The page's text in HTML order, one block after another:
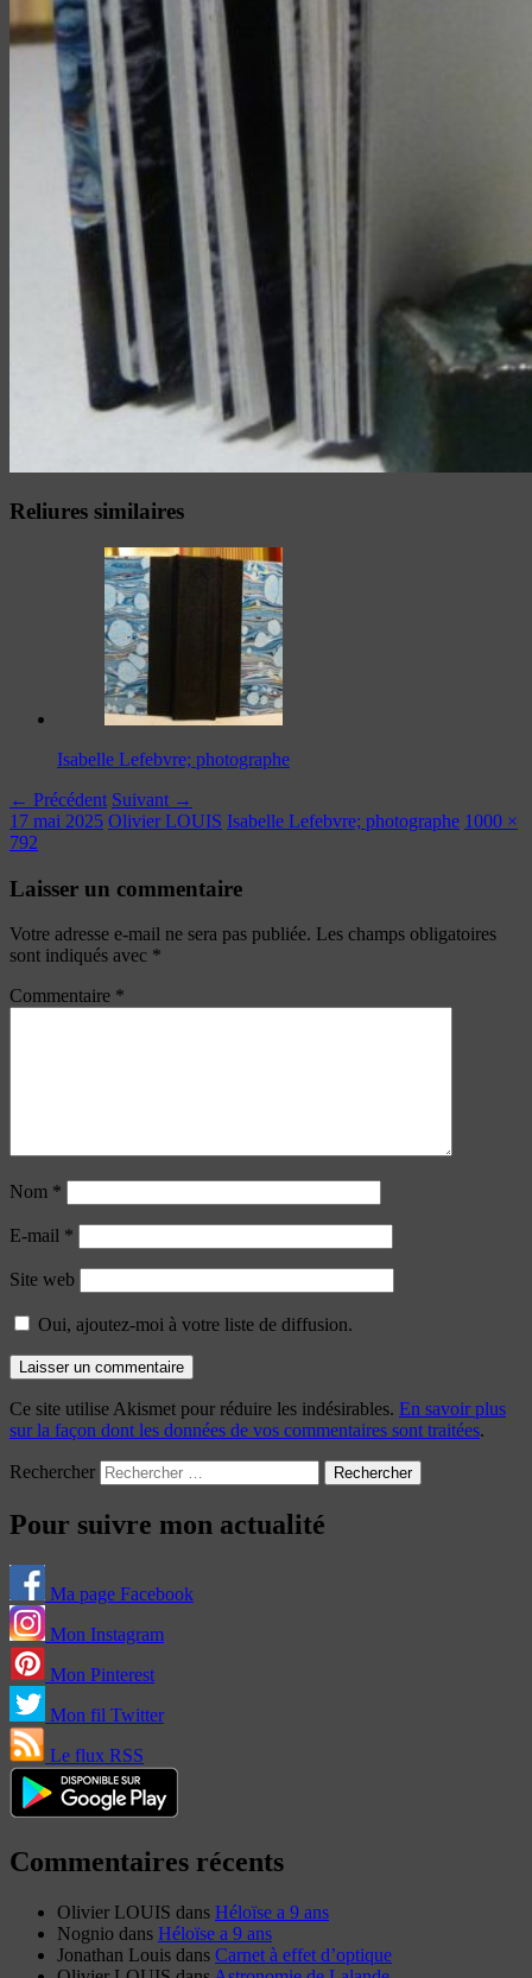
Reliures similaires
Isabelle Lefebvre; photographe
← Précédent Suivant →
17 mai 2025 Olivier LOUIS Isabelle Lefebvre; photographe 1000 ×
792
Laisser un commentaire
Votre adresse e-mail ne sera pas publiée. Les champs obligatoires
sont indiqués avec *
Commentaire *
Nom *
E-mail *
Site web
Oui, ajoutez-moi à votre liste de diffusion.
Ce site utilise Akismet pour réduire les indésirables. En savoir plus
sur la façon dont les données de vos commentaires sont traitées.
Rechercher
Pour suivre mon actualité
Ma page Facebook
Mon Instagram
Mon Pinterest
Mon fil Twitter
Le flux RSS
Commentaires récents
Olivier LOUIS dans Héloïse a 9 ans
Nognio dans Héloïse a 9 ans
Jonathan Louis dans Carnet à effet d’optique